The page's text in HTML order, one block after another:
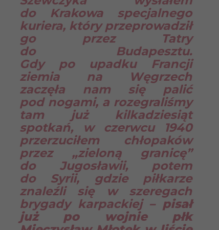
do Krakowa specjalnego
kuriera, który przeprowadził
go przez Tatry
do Budapesztu.
Gdy po upadku Francji
ziemia na Węgrzech
zaczęła nam się palić
pod nogami, a rozegraliśmy
tam już kilkadziesiąt
spotkań, w czerwcu 1940
przerzuciłem chłopaków
przez „zieloną granicę”
do Jugosławii, potem
do Syrii, gdzie piłkarze
znaleźli się w szeregach
brygady karpackiej – pisał
już po wojnie płk